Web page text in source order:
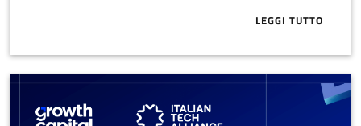
LEGGI TUTTO
ABOUT